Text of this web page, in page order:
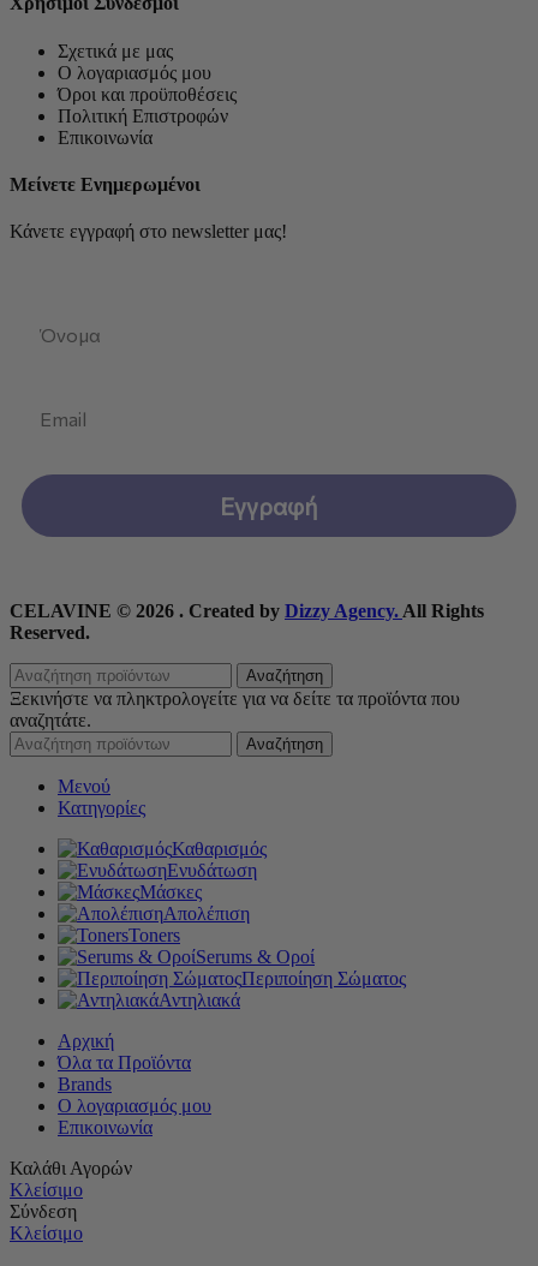
Σχετικά με μας
Ο λογαριασμός μου
Όροι και προϋποθέσεις
Πολιτική Επιστροφών
Επικοινωνία
Μείνετε Ενημερωμένοι
Κάνετε εγγραφή στο newsletter μας!
Εγγραφή
CELAVINE © 2026 . Created by Dizzy Agency. All Rights
Reserved.
Αναζήτηση
Ξεκινήστε να πληκτρολογείτε για να δείτε τα προϊόντα που
αναζητάτε.
Αναζήτηση
Μενού
Κατηγορίες
Καθαρισμός
Ενυδάτωση
Μάσκες
Απολέπιση
Toners
Serums & Οροί
Περιποίηση Σώματος
Αντηλιακά
Αρχική
Όλα τα Προϊόντα
Brands
Ο λογαριασμός μου
Επικοινωνία
Καλάθι Αγορών
Κλείσιμο
Σύνδεση
Κλείσιμο